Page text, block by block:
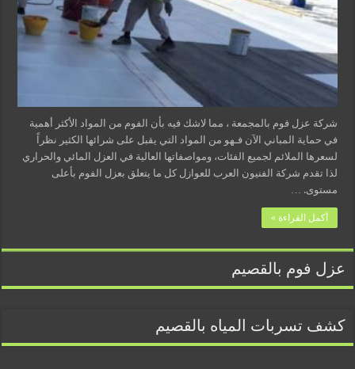
شركة عزل فوم بالمجمعة ، مما لاشك فيه بأن الفوم من المواد الأكثر أهمية
في حماية المباني الآن فـهو من المواد التي يقبل على شرائها الكثير نظراً
لسعرها الملائم لجميع الفئات، ومواصفاتها العالية في العزل المائي والحراري
لذا تقدم شركة الفنيون العرب للعوازل كل ما يتعلق بعزل الفوم بأعلى
مستوى. …
أكمل القراءة »
عزل فوم بالقصيم
كشف تسربات المياه بالقصيم